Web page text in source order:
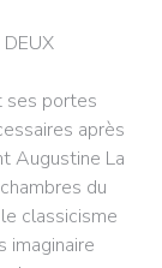
ses portes
après
Augustine La
du
classicisme
imaginaire